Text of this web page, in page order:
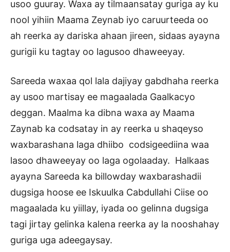
usoo guuray. Waxa ay tilmaansatay guriga ay ku
nool yihiin Maama Zeynab iyo caruurteeda oo
ah reerka ay dariska ahaan jireen, sidaas ayayna
gurigii ku tagtay oo lagusoo dhaweeyay.
Sareeda waxaa qol lala dajiyay gabdhaha reerka
ay usoo martisay ee magaalada Gaalkacyo
deggan. Maalma ka dibna waxa ay Maama
Zaynab ka codsatay in ay reerka u shaqeyso
waxbarashana laga dhiibo codsigeediina waa
lasoo dhaweeyay oo laga ogolaaday. Halkaas
ayayna Sareeda ka billowday waxbarashadii
dugsiga hoose ee Iskuulka Cabdullahi Ciise oo
magaalada ku yiillay, iyada oo gelinna dugsiga
tagi jirtay gelinka kalena reerka ay la nooshahay
guriga uga adeegaysay.